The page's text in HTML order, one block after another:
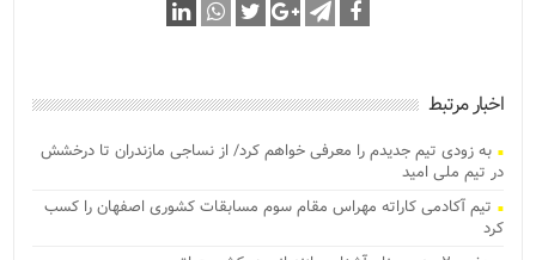
اخبار مرتبط
به زودی تیم جدیدم را معرفی خواهم کرد/ از نساجی مازندران تا درخشش
در تیم ملی امید
تیم آکادمی کاراته مهراس مقام سوم مسابقات کشوری اصفهان را کسب
کرد